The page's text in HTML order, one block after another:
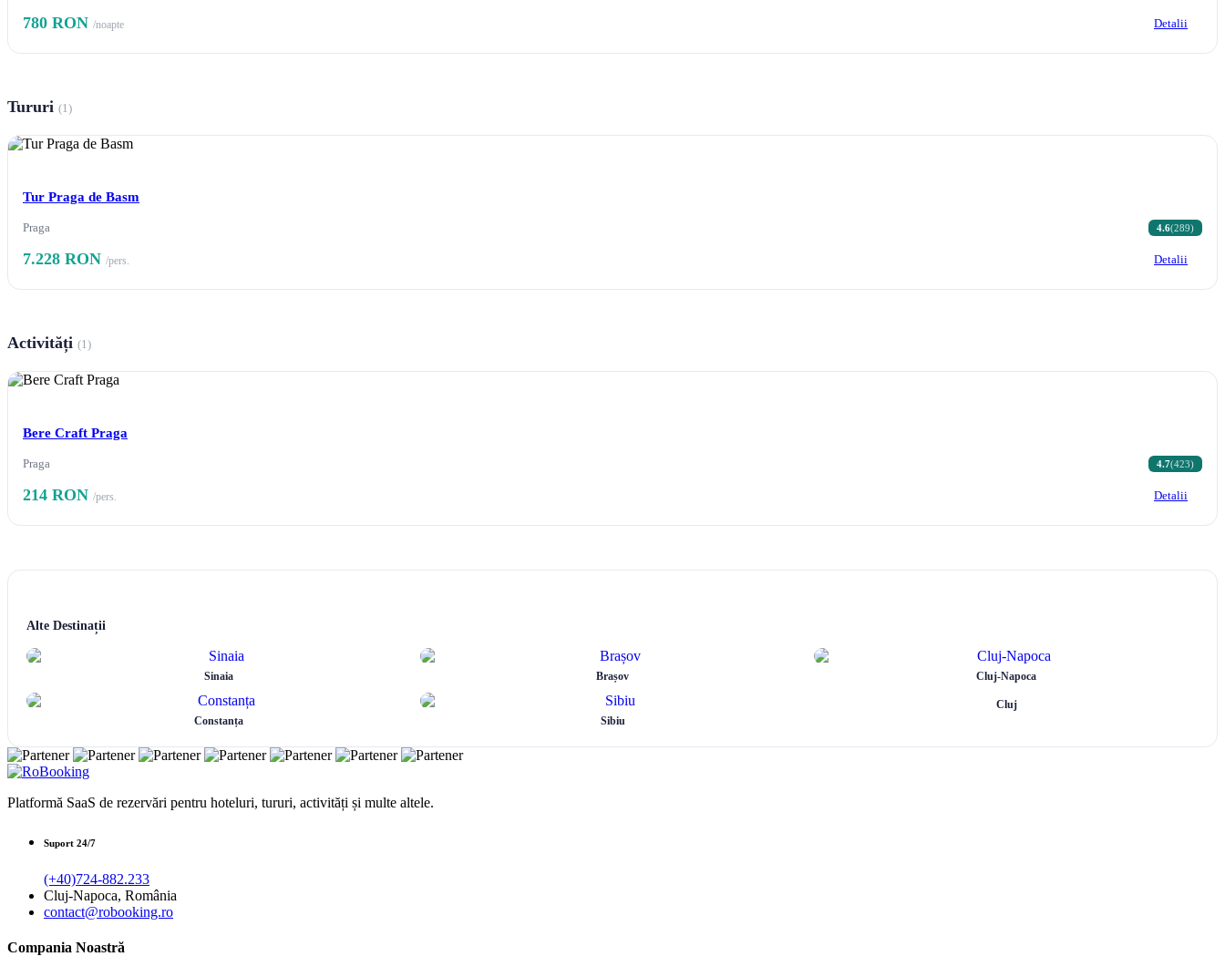
780 RON /noapte Detalii
Tururi (1)
Tur Praga de Basm
Praga 4.6(289)
7.228 RON /pers. Detalii
Activități (1)
Bere Craft Praga
Praga 4.7(423)
214 RON /pers. Detalii
Alte Destinații
Sinaia Brașov Cluj-Napoca
Constanța Sibiu
Cluj
Platformă SaaS de rezervări pentru hoteluri, tururi, activități și multe altele.
Suport 24/7
(+40)724-882.233
Cluj-Napoca, România
contact@robooking.ro
Compania Noastră